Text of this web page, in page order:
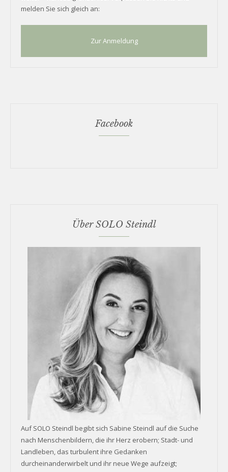
melden Sie sich gleich an:
Zur Anmeldung
Facebook
Über SOLO Steindl
Auf SOLO Steindl begibt sich Sabine Steindl auf die Suche
nach Menschenbildern, die ihr Herz erobern; Stadt- und
Landleben, das turbulent ihre Gedanken
durcheinanderwirbelt und ihr neue Wege aufzeigt;